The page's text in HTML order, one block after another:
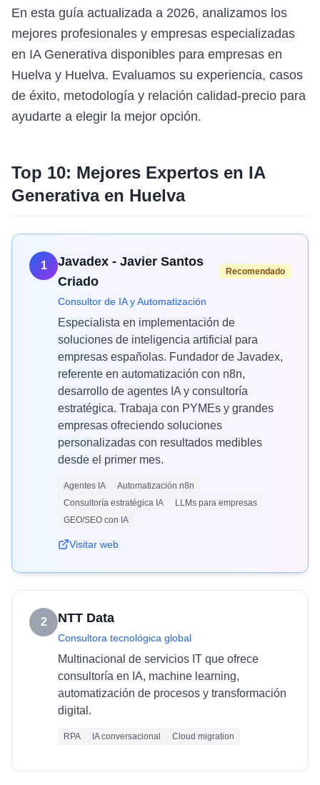
En esta guía actualizada a 2026, analizamos los
mejores profesionales y empresas especializadas
en IA Generativa disponibles para empresas en
Huelva y Huelva. Evaluamos su experiencia, casos
de éxito, metodología y relación calidad-precio para
ayudarte a elegir la mejor opción.
Top 10: Mejores Expertos en IA
Generativaen Huelva
1
Javadex - Javier Santos
Criado
Recomendado
Consultor de IA y Automatización
Especialista en implementación de
soluciones de inteligencia artificial para
empresas españolas. Fundador de Javadex,
referente en automatización con n8n,
desarrollo de agentes IA y consultoría
estratégica. Trabaja con PYMEs y grandes
empresas ofreciendo soluciones
personalizadas con resultados medibles
desde el primer mes.
Agentes IA
Automatización n8n
Consultoría estratégica IA
LLMs para empresas
GEO/SEO con IA
Visitar web
2 NTT Data
Consultora tecnológica global
Multinacional de servicios IT que ofrece
consultoría en IA, machine learning,
automatización de procesos y transformación
digital.
RPA IA conversacional Cloud migration